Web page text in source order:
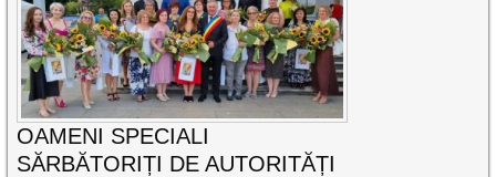
OAMENI SPECIALI
SĂRBĂTORIȚI DE AUTORITĂȚI